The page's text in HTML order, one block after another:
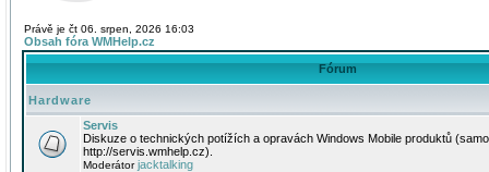
Právě je čt 06. srpen, 2026 16:03
Obsah fóra WMHelp.cz
Fórum
Hardware
Servis
Diskuze o technických potížích a opravách Windows Mobile produktů
http://servis.wmhelp.cz).
Moderátorjacktalking